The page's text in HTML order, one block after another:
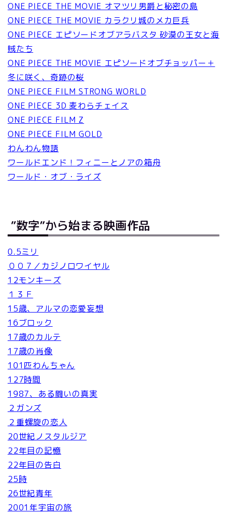
ONE PIECE THE MOVIE オマツリ男爵と秘密の島
ONE PIECE THE MOVIE カラクリ城のメカ巨兵
ONE PIECE エピソードオブアラバスタ 砂漠の王女と海
賊たち
ONE PIECE THE MOVIE エピソードオブチョッパー＋
冬に咲く、奇跡の桜
ONE PIECE FILM STRONG WORLD
ONE PIECE 3D 麦わらチェイス
ONE PIECE FILM Z
ONE PIECE FILM GOLD
わんわん物語
ワールドエンド！フィニーとノアの箱舟
ワールド・オブ・ライズ
”数字”から始まる映画作品
0.5ミリ
００７／カジノロワイヤル
12モンキーズ
１３Ｆ
15歳、アルマの恋愛妄想
16ブロック
17歳のカルテ
17歳の肖像
101匹わんちゃん
127時間
1987、ある闘いの真実
２ガンズ
２重螺旋の恋人
20世紀ノスタルジア
22年目の記憶
22年目の告白
25時
26世紀青年
2001年宇宙の旅